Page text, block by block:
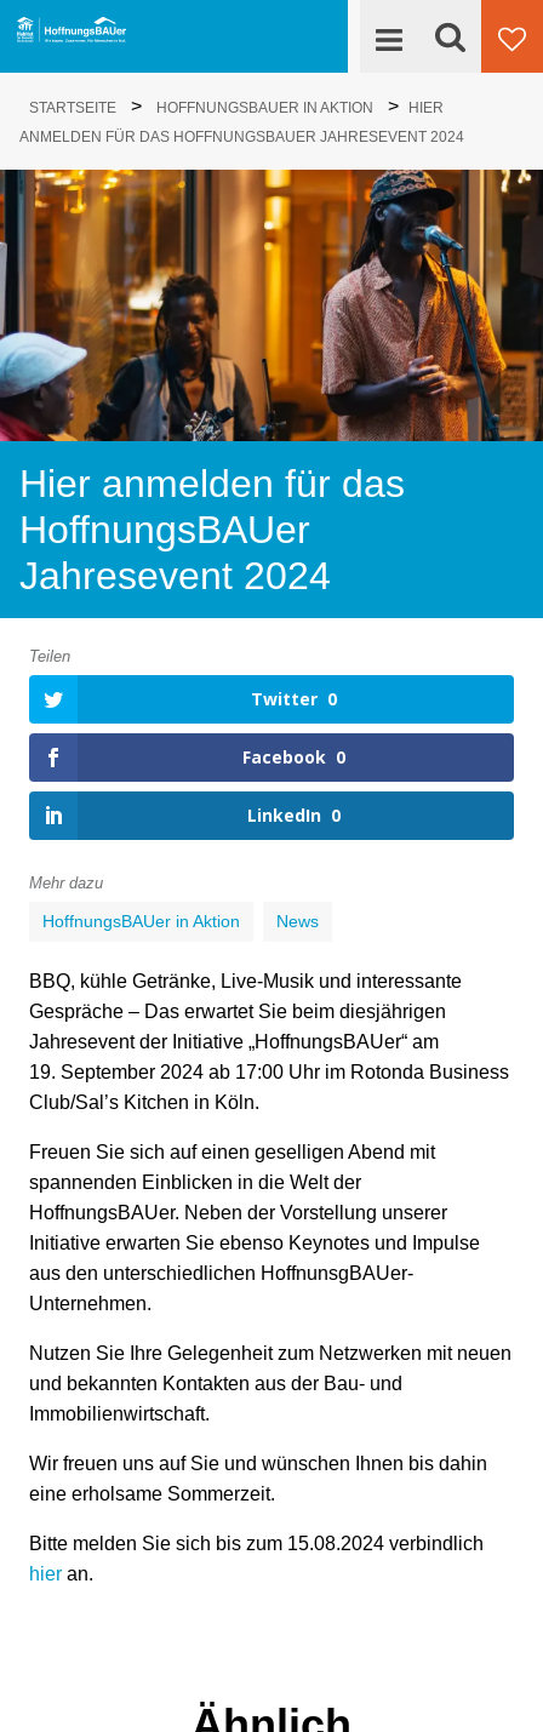
Engagieren
HoffnungsBAUer
Projekte
News
Kontakt
STARTSEITE > HOFFNUNGSBAUER IN AKTION >
HIER
ANMELDEN FÜR DAS HOFFNUNGSBAUER JAHRESEVENT 2024
Hier anmelden für das
HoffnungsBAUer
Jahresevent 2024
Teilen
Twitter 0
Facebook 0
LinkedIn 0
Mehr dazu
HoffnungsBAUer in Aktion News
BBQ, kühle Getränke, Live-Musik und interessante
Gespräche – Das erwartet Sie beim diesjährigen
Jahresevent der Initiative „HoffnungsBAUer“ am
19. September 2024 ab 17:00 Uhr im Rotonda Business
Club/Sal’s Kitchen in Köln.
Freuen Sie sich auf einen geselligen Abend mit
spannenden Einblicken in die Welt der
HoffnungsBAUer. Neben der Vorstellung unserer
Initiative erwarten Sie ebenso Keynotes und Impulse
aus den unterschiedlichen HoffnunsgBAUer-
Unternehmen.
Nutzen Sie Ihre Gelegenheit zum Netzwerken mit neuen
und bekannten Kontakten aus der Bau- und
Immobilienwirtschaft.
Wir freuen uns auf Sie und wünschen Ihnen bis dahin
eine erholsame Sommerzeit.
Bitte melden Sie sich bis zum 15.08.2024 verbindlich
hier an.